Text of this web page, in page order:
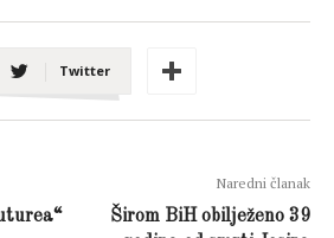
Twitter
Naredni članak
Širom BiH obilježeno 39